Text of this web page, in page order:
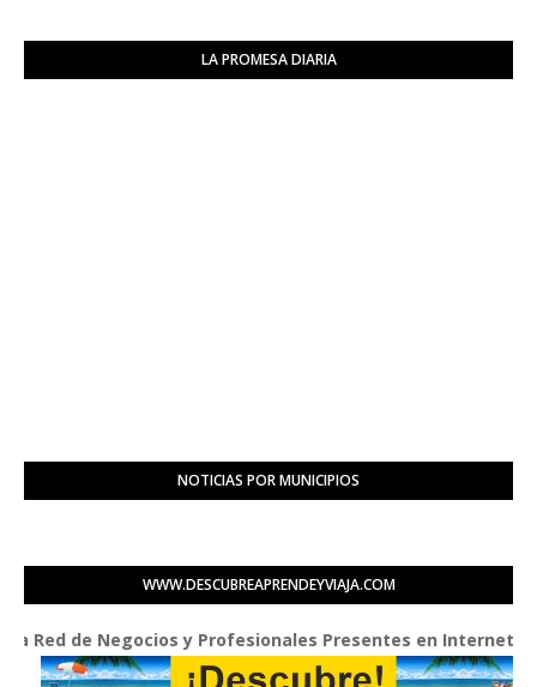
LA PROMESA DIARIA
NOTICIAS POR MUNICIPIOS
WWW.DESCUBREAPRENDEYVIAJA.COM
de Negocios y Profesionales Presentes en Internet